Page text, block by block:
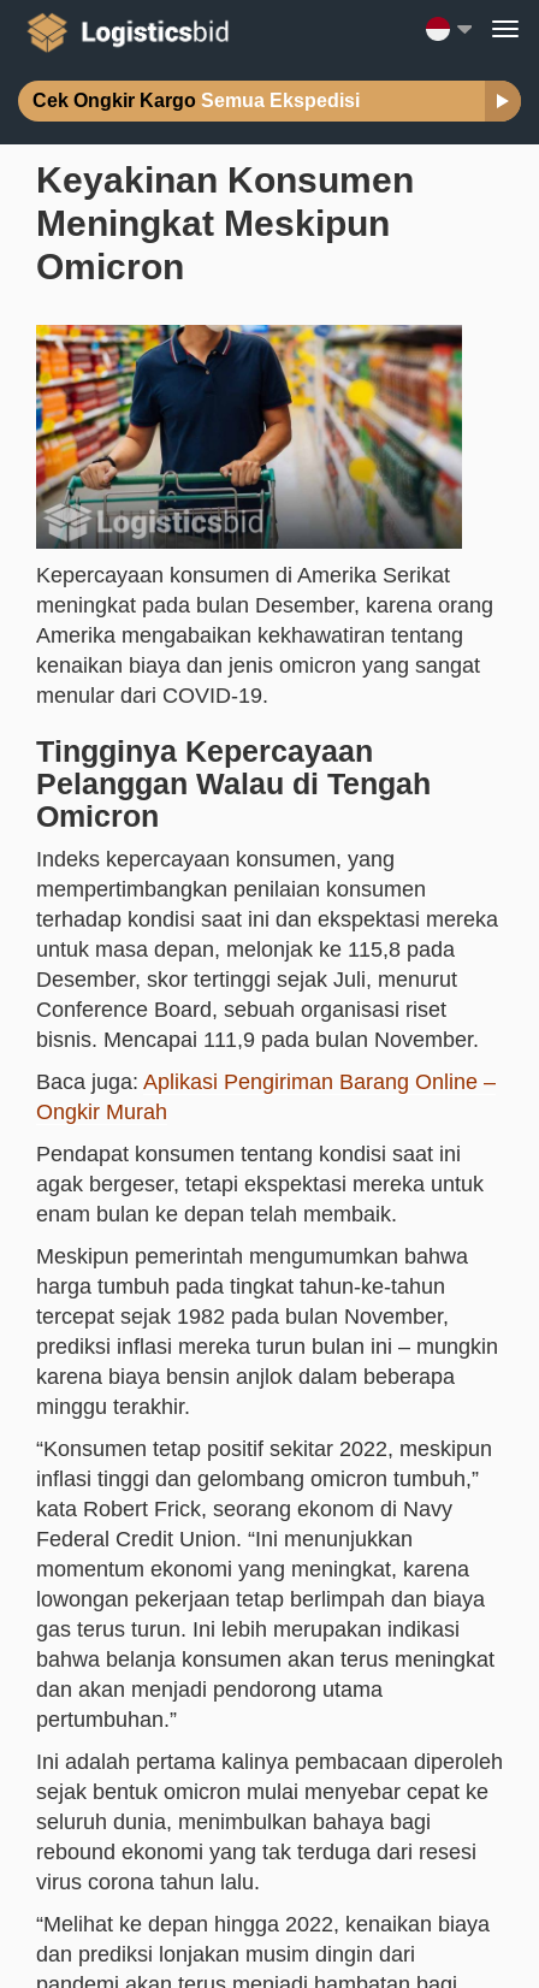
Cek Ongkir Kargo Semua Ekspedisi
Keyakinan Konsumen
Meningkat Meskipun
Omicron
Kepercayaan konsumen di Amerika Serikat
meningkat pada bulan Desember, karena orang
Amerika mengabaikan kekhawatiran tentang
kenaikan biaya dan jenis omicron yang sangat
menular dari COVID-19.
Tingginya Kepercayaan
Pelanggan Walau di Tengah
Omicron
Indeks kepercayaan konsumen, yang
mempertimbangkan penilaian konsumen
terhadap kondisi saat ini dan ekspektasi mereka
untuk masa depan, melonjak ke 115,8 pada
Desember, skor tertinggi sejak Juli, menurut
Conference Board, sebuah organisasi riset
bisnis. Mencapai 111,9 pada bulan November.
Baca juga: Aplikasi Pengiriman Barang Online –
Ongkir Murah
Pendapat konsumen tentang kondisi saat ini
agak bergeser, tetapi ekspektasi mereka untuk
enam bulan ke depan telah membaik.
Meskipun pemerintah mengumumkan bahwa
harga tumbuh pada tingkat tahun-ke-tahun
tercepat sejak 1982 pada bulan November,
prediksi inflasi mereka turun bulan ini – mungkin
karena biaya bensin anjlok dalam beberapa
minggu terakhir.
“Konsumen tetap positif sekitar 2022, meskipun
inflasi tinggi dan gelombang omicron tumbuh,”
kata Robert Frick, seorang ekonom di Navy
Federal Credit Union. “Ini menunjukkan
momentum ekonomi yang meningkat, karena
lowongan pekerjaan tetap berlimpah dan biaya
gas terus turun. Ini lebih merupakan indikasi
bahwa belanja konsumen akan terus meningkat
dan akan menjadi pendorong utama
pertumbuhan.”
Ini adalah pertama kalinya pembacaan diperoleh
sejak bentuk omicron mulai menyebar cepat ke
seluruh dunia, menimbulkan bahaya bagi
rebound ekonomi yang tak terduga dari resesi
virus corona tahun lalu.
“Melihat ke depan hingga 2022, kenaikan biaya
dan prediksi lonjakan musim dingin dari